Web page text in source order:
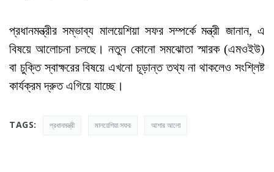
প্রধানমন্ত্রীর সম্ভাব্য মালয়েশিয়া সফর সম্পর্কে মন্ত্রী জানান, এ
বিষয়ে আলোচনা চলছে। নতুন কোনো সমঝোতা স্মারক (এমওইউ)
বা চুক্তি স্বাক্ষরের বিষয়ে এখনো চূড়ান্ত তথ্য না থাকলেও সংশ্লিষ্ট
কার্যক্রম দ্রুত এগিয়ে যাচ্ছে।
TAGS: প্রধানমন্ত্রী মালয়েশিয়া সফর আশার আলো